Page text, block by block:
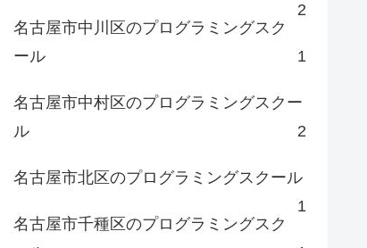
2
名古屋市中川区のプログラミングスク
ール
1
名古屋市中村区のプログラミングスクー
ル
2
名古屋市北区のプログラミングスクール
1
名古屋市千種区のプログラミングスク